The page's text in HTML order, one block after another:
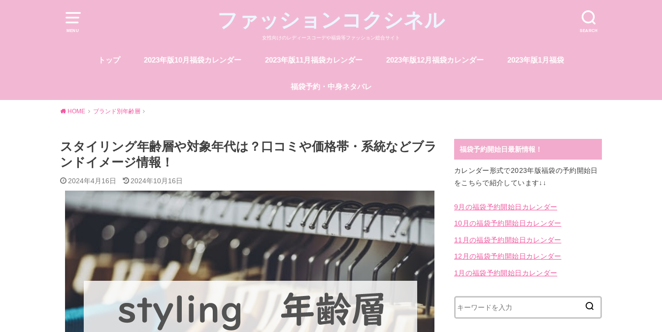
MENU SEARCH
ファッションコクシネル
女性向けのレディースコーデや福袋等ファッション総合サイト
トップ 2023年版10月福袋カレンダー 2023年版11月福袋カレンダー 2023年版12月福袋カレンダー 2023年版1月福袋
福袋予約・中身ネタバレ
HOME ブランド別年齢層
スタイリング年齢層や対象年代は？口コミや価格帯・系統などブラ
ンドイメージ情報！
2024年4月16日 2024年10月16日
福袋予約開始日最新情報！
カレンダー形式で2023年版福袋の予約開始日
をこちらで紹介しています↓↓
9月の福袋予約開始日カレンダー
10月の福袋予約開始日カレンダー
11月の福袋予約開始日カレンダー
12月の福袋予約開始日カレンダー
1月の福袋予約開始日カレンダー